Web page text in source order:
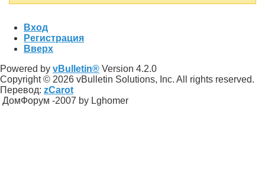
Вход
Регистрация
Вверх
Powered by vBulletin® Version 4.2.0
Copyright © 2026 vBulletin Solutions, Inc. All rights reserved.
Перевод: zCarot
ДомФорум -2007 by Lghomer